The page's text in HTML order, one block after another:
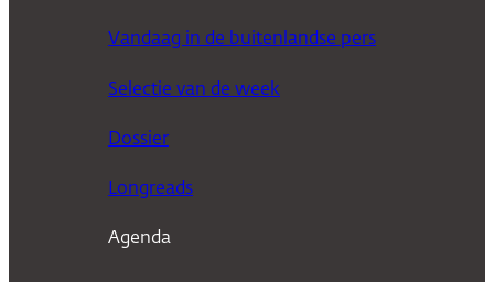
Vandaag in de buitenlandse pers
Selectie van de week
Dossier
Longreads
Agenda